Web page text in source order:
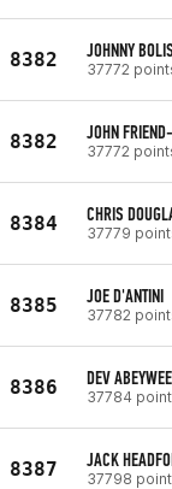
8382 JOHNNY BOLIS
37772
8382 JOHN
37772
8384 CHRIS
37779
8385 JOE D'ANTINI
37782
8386 DEV
37784
8387 JACK
37798